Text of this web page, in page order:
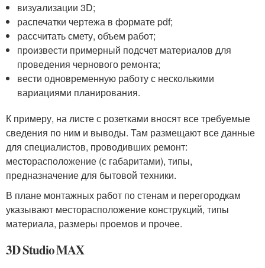
визуализации 3D;
распечатки чертежа в формате pdf;
рассчитать смету, объем работ;
произвести примерный подсчет материалов для
проведения чернового ремонта;
вести одновременную работу с несколькими
вариациями планирования.
К примеру, на листе с розетками вносят все требуемые
сведения по ним и выводы. Там размещают все данные
для специалистов, проводивших ремонт:
месторасположение (с габаритами), типы,
предназначение для бытовой техники.
В плане монтажных работ по стенам и перегородкам
указывают месторасположение конструкций, типы
материала, размеры проемов и прочее.
3D Studio MAX